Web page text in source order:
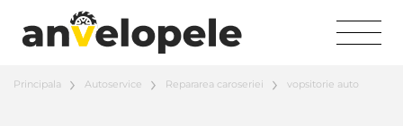
Principala Autoservice Repararea caroseriei vopsitorie auto